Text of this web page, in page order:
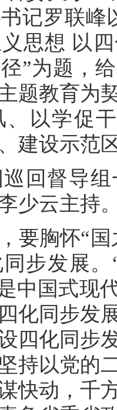
记罗联峰
思想 以
”为题，
题教育为
以学促
建设示范
督导组
少云主持
胸怀“国
步发展
中国式现
化同步发
四化同步
持以党的
快动，千